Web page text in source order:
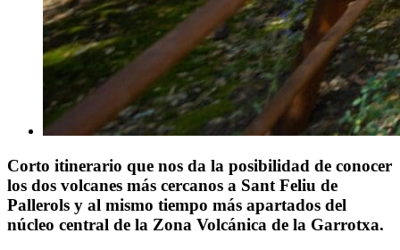
Corto itinerario que nos da la posibilidad de conocer
los dos volcanes más cercanos a Sant Feliu de
Pallerols y al mismo tiempo más apartados del
núcleo central de la Zona Volcánica de la Garrotxa.